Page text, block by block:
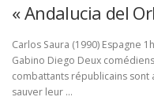
« Andalucia del
Carlos Saura (1990) Espagne
Gabino Diego Deux
combattants républicains
sauver leur …